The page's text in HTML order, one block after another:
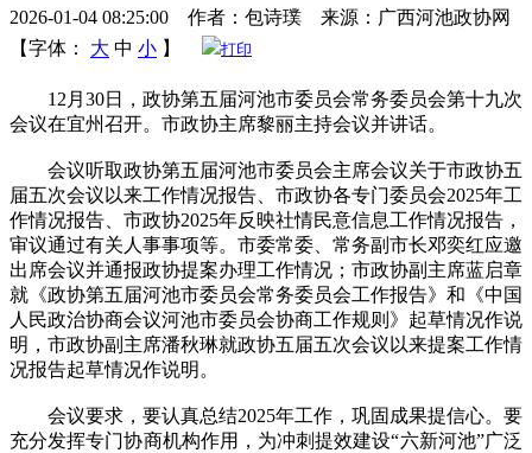
2026-01-04 08:25:00 作者：包诗璞 来源：广西河池政协网
【字体：
大 中 小 】 打印
12月30日，政协第五届河池市委员会常务委员会第十九次
会议在宜州召开。市政协主席黎丽主持会议并讲话。
会议听取政协第五届河池市委员会主席会议关于市政协五
届五次会议以来工作情况报告、市政协各专门委员会2025年工
作情况报告、市政协2025年反映社情民意信息工作情况报告，
审议通过有关人事事项等。市委常委、常务副市长邓奕红应邀
出席会议并通报政协提案办理工作情况；市政协副主席蓝启章
就《政协第五届河池市委员会常务委员会工作报告》和《中国
人民政治协商会议河池市委员会协商工作规则》起草情况作说
明，市政协副主席潘秋琳就政协五届五次会议以来提案工作情
况报告起草情况作说明。
会议要求，要认真总结2025年工作，巩固成果提信心。要
充分发挥专门协商机构作用，为冲刺提效建设“六新河池”广泛